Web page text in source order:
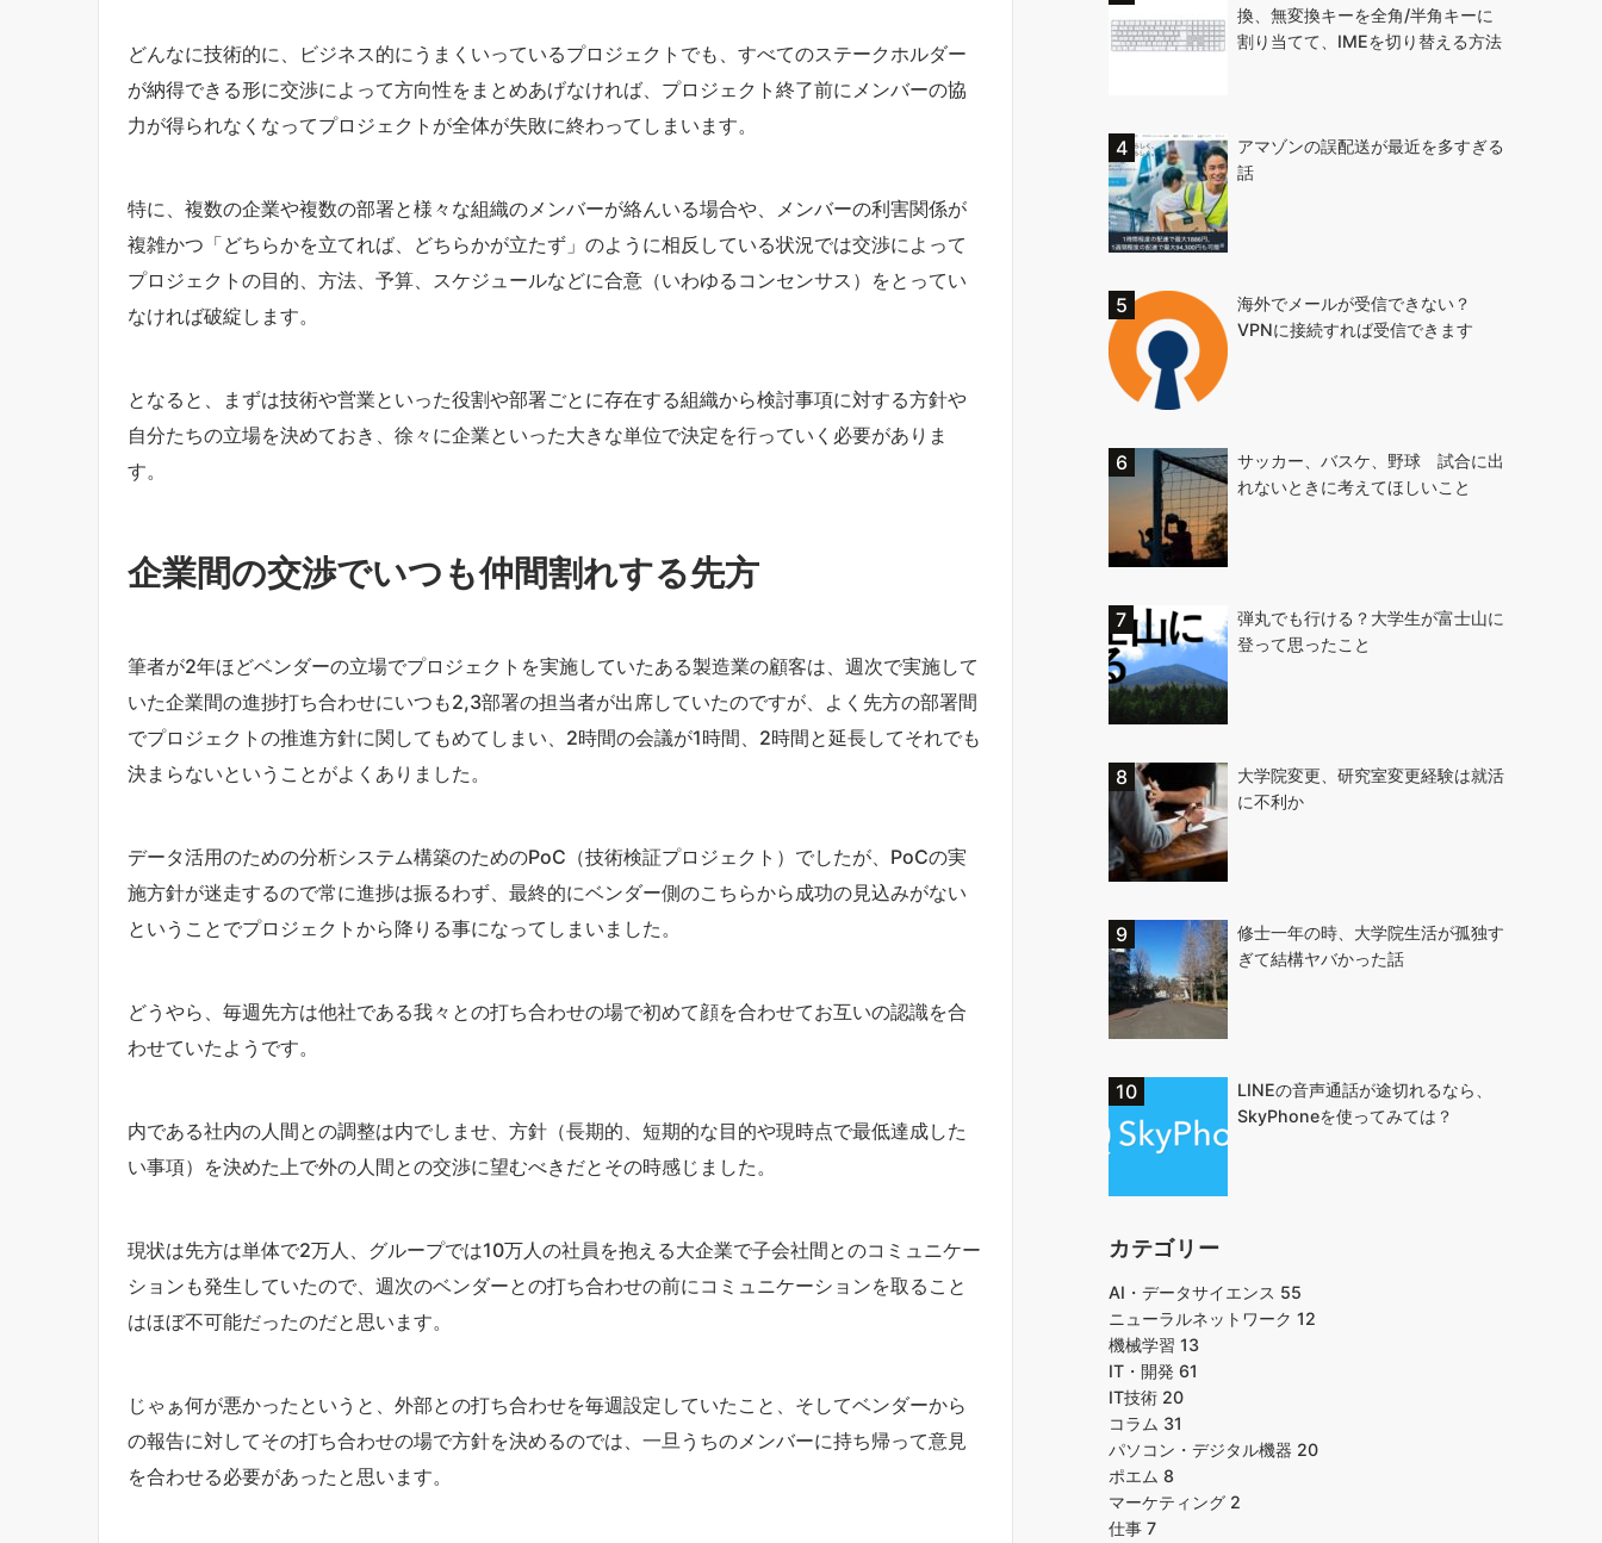
どんなに技術的に、ビジネス的にうまくいっているプロジェクトでも、すべてのステークホルダー
が納得できる形に交渉によって方向性をまとめあげなければ、プロジェクト終了前にメンバーの協
力が得られなくなってプロジェクトが全体が失敗に終わってしまいます。
特に、複数の企業や複数の部署と様々な組織のメンバーが絡んいる場合や、メンバーの利害関係が
複雑かつ「どちらかを立てれば、どちらかが立たず」のように相反している状況では交渉によって
プロジェクトの目的、方法、予算、スケジュールなどに合意（いわゆるコンセンサス）をとってい
なければ破綻します。
となると、まずは技術や営業といった役割や部署ごとに存在する組織から検討事項に対する方針や
自分たちの立場を決めておき、徐々に企業といった大きな単位で決定を行っていく必要がありま
す。
企業間の交渉でいつも仲間割れする先方
筆者が2年ほどベンダーの立場でプロジェクトを実施していたある製造業の顧客は、週次で実施して
いた企業間の進捗打ち合わせにいつも2,3部署の担当者が出席していたのですが、よく先方の部署間
でプロジェクトの推進方針に関してもめてしまい、2時間の会議が1時間、2時間と延長してそれでも
決まらないということがよくありました。
データ活用のための分析システム構築のためのPoC（技術検証プロジェクト）でしたが、PoCの実
施方針が迷走するので常に進捗は振るわず、最終的にベンダー側のこちらから成功の見込みがない
ということでプロジェクトから降りる事になってしまいました。
どうやら、毎週先方は他社である我々との打ち合わせの場で初めて顔を合わせてお互いの認識を合
わせていたようです。
内である社内の人間との調整は内でしませ、方針（長期的、短期的な目的や現時点で最低達成した
い事項）を決めた上で外の人間との交渉に望むべきだとその時感じました。
現状は先方は単体で2万人、グループでは10万人の社員を抱える大企業で子会社間とのコミュニケー
ションも発生していたので、週次のベンダーとの打ち合わせの前にコミュニケーションを取ること
はほぼ不可能だったのだと思います。
じゃぁ何が悪かったというと、外部との打ち合わせを毎週設定していたこと、そしてベンダーから
の報告に対してその打ち合わせの場で方針を決めるのでは、一旦うちのメンバーに持ち帰って意見
を合わせる必要があったと思います。
換、無変換キーを全角/半角キーに
割り当てて、IMEを切り替える方法
アマゾンの誤配送が最近を多すぎる
話
海外でメールが受信できない？
VPNに接続すれば受信できます
サッカー、バスケ、野球 試合に出
れないときに考えてほしいこと
弾丸でも行ける？大学生が富士山に
登って思ったこと
大学院変更、研究室変更経験は就活
に不利か
修士一年の時、大学院生活が孤独す
ぎて結構ヤバかった話
LINEの音声通話が途切れるなら、
SkyPhoneを使ってみては？
カテゴリー
AI・データサイエンス 55
ニューラルネットワーク 12
機械学習 13
IT・開発 61
IT技術 20
コラム 31
パソコン・デジタル機器 20
ポエム 8
マーケティング 2
仕事 7